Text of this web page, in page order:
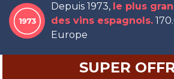
Depuis 1973, le plus
des vins espagnols.
Europe
SUPER